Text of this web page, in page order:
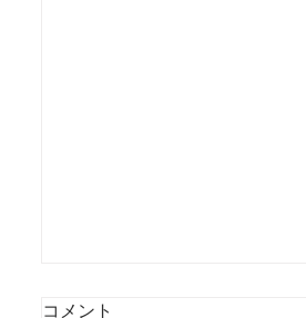
コメント